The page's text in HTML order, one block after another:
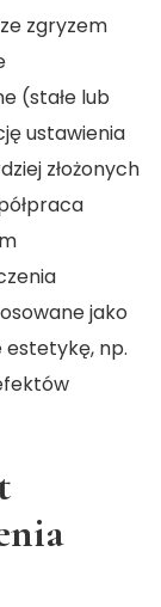
zgryzem
(stałe lub
ustawienia
złożonych
jako
np.